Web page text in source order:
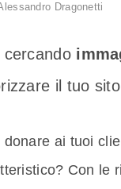
Dragonetti
cercando
il tuo
donare ai tuoi
Con le